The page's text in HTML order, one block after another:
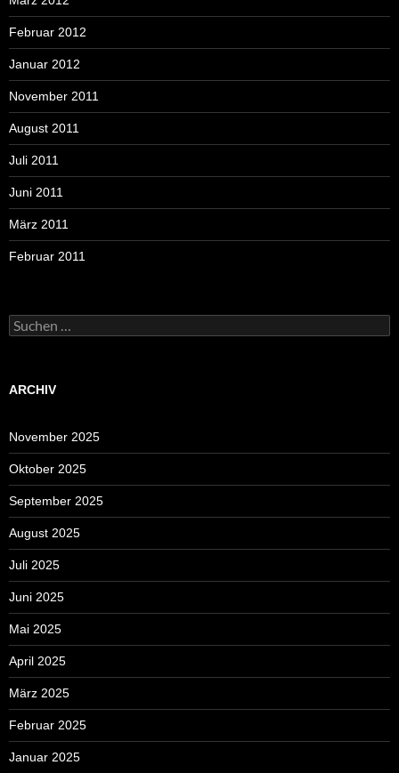
Februar 2012
Januar 2012
November 2011
August 2011
Juli 2011
Juni 2011
März 2011
Februar 2011
Suchen
nach:
ARCHIV
November 2025
Oktober 2025
September 2025
August 2025
Juli 2025
Juni 2025
Mai 2025
April 2025
März 2025
Februar 2025
Januar 2025